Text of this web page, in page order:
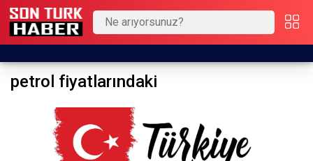
petrol fiyatlarındaki